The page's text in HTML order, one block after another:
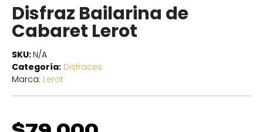
Disfraz Bailarina de
Cabaret Lerot
SKU: N/A
Categoría: Disfraces
Marca: Lerot